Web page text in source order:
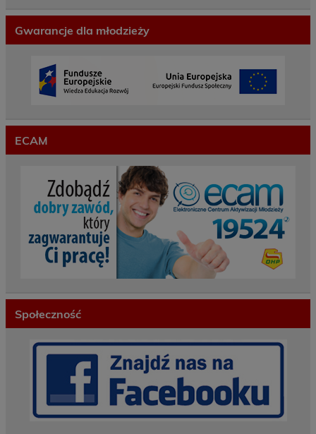
Gwarancje dla młodzieży
ECAM
Społeczność